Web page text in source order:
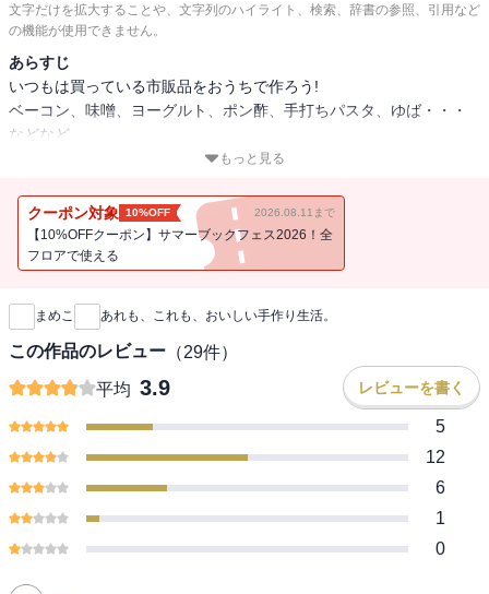
文字だけを拡大することや、文字列のハイライト、検索、辞書の参照、引用など
の機能が使用できません。
あらすじ
いつもは買っている市販品をおうちで作ろう!
ベーコン、味噌、ヨーグルト、ポン酢、手打ちパスタ、ゆば・・・
などなど、
「こんなものまで自分で作れるのか」という驚きのレシピが盛りだ
シャカシャカふるだけで作れる簡単で美味しいバターから、
段ボールを利用した簡易スモーカーで手間隙かけて作るハムまで
全113品の自家製レシピを掲載!
また、「コツ」や「失敗しやすいポイント」「毎日の料理に役立つ
プチ情報」などを
コミックで解説しているので、初心者でも安心してチャレンジでき
もっと見る
クーポン対象 10%OFF 2026.08.11まで
【10%OFFクーポン】サマーブックフェス2026！全
フロアで使える
新刊通知
まめこ あれも、これも、おいしい手作り生活。
この作品のレビュー （29件）
平均 3.9 レビューを書く
5
12
6
1
0